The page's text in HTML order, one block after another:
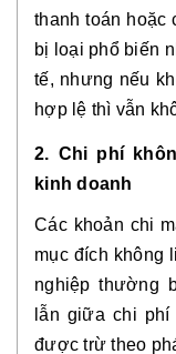
thanh toán hoặc
bị loại phổ biến
tế, nhưng nếu
hợp lệ thì vẫn
2. Chi phí
kinh doanh
Các khoản chi
mục đích không
nghiệp thường
lẫn giữa chi
được trừ theo